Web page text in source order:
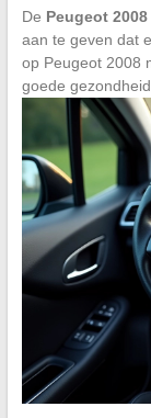
De Peugeot 2008
aan te geven dat
op Peugeot 2008
goede